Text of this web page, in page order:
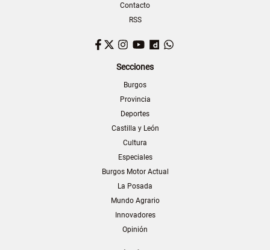
Contacto
RSS
Facebook
TwitterInstagram
YouTubeDailymotion
Secciones
Burgos
Provincia
Deportes
Castilla y León
Cultura
Especiales
Burgos Motor Actual
La Posada
Mundo Agrario
Innovadores
Opinión